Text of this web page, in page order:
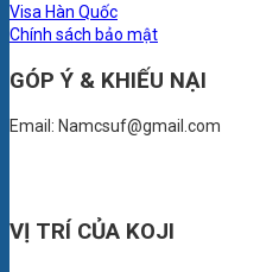
Visa Hàn Quốc
Chính sách bảo mật
GÓP Ý & KHIẾU NẠI
Email: Namcsuf@gmail.com
VỊ TRÍ CỦA KOJI